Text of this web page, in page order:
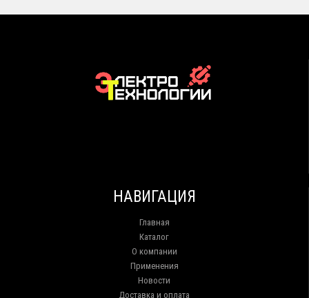
НАВИГАЦИЯ
Главная
Каталог
О компании
Применения
Новости
Доставка и оплата